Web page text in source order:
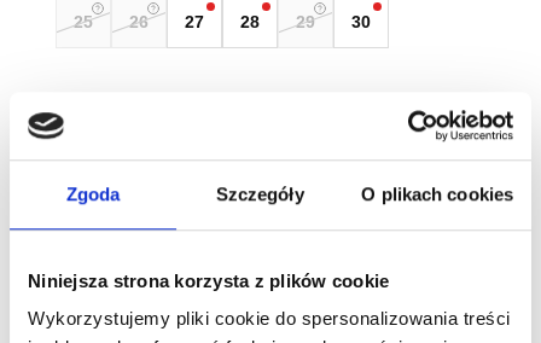
Zgoda Szczegóły O plikach cookies
Niniejsza strona korzysta z plików cookie
Wykorzystujemy pliki cookie do spersonalizowania treści
25 26 27 28 29 30
Rozmiar
Wyczyść
Tabela rozmiarów
ilość